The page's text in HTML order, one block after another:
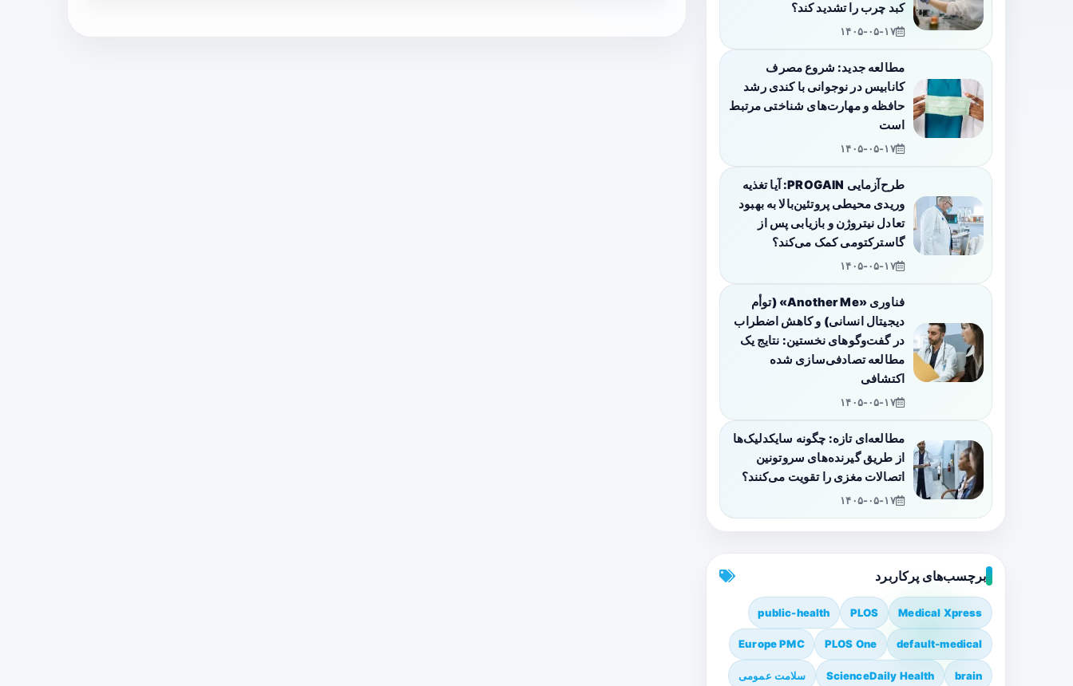
کبد چرب را تشدید کند؟
۱۴۰۵-۰۵-۱۷
مطالعه جدید: شروع مصرف
کانابیس در نوجوانی با کندی رشد
حافظه و مهارت‌های شناختی مرتبط
است
۱۴۰۵-۰۵-۱۷
طرح‌آزمایی PROGAIN: آیا تغذیه
وریدی محیطی پروتئین‌بالا به بهبود
تعادل نیتروژن و بازیابی پس از
گاسترکتومی کمک می‌کند؟
۱۴۰۵-۰۵-۱۷
فناوری «Another Me» (توأم
دیجیتال انسانی) و کاهش اضطراب
در گفت‌وگوهای نخستین: نتایج یک
مطالعه تصادفی‌سازی شده
اکتشافی
۱۴۰۵-۰۵-۱۷
مطالعه‌ای تازه: چگونه سایکدلیک‌ها
از طریق گیرنده‌های سروتونین
اتصالات مغزی را تقویت می‌کنند؟
۱۴۰۵-۰۵-۱۷
برچسب‌های پرکاربرد
Medical Xpress
PLOS
public-health
default-medical
PLOS One
Europe PMC
brain
ScienceDaily Health سلامت عمومی